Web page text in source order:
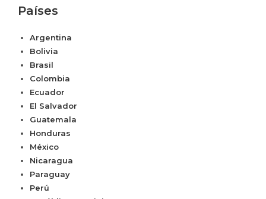
Países
Argentina
Bolivia
Brasil
Colombia
Ecuador
El Salvador
Guatemala
Honduras
México
Nicaragua
Paraguay
Perú